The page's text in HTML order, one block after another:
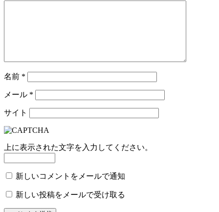
名前 *
メール *
サイト
上に表示された文字を入力してください。
新しいコメントをメールで通知
新しい投稿をメールで受け取る